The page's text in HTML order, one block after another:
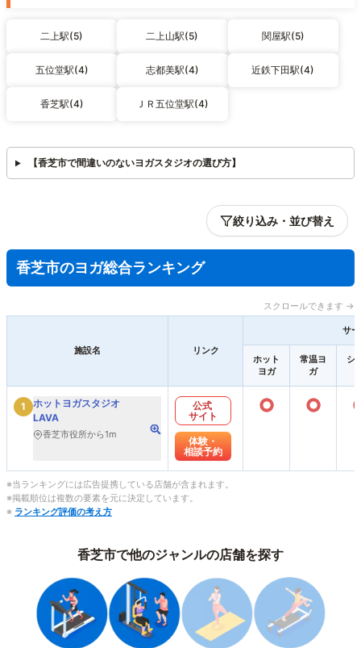
二上駅(5) 二上山駅(5) 関屋駅(5)
五位堂駅(4) 志都美駅(4) 近鉄下田駅(4)
香芝駅(4) ＪＲ五位堂駅(4)
【香芝市で間違いのないヨガスタジオの選び方】
絞り込み・並び替え
香芝市のヨガ総合ランキング
スクロールできます →
施設名 リンク
サ
ホット
ヨガ
常温ヨ
ガ
シ
1
ホットヨガスタジオ
LAVA
香芝市役所から1m
公式
サイト
体験・
相談予約
○ ○
※当ランキングには広告提携している店舗が含まれます。
※掲載順位は複数の要素を元に決定しています。
※ ランキング評価の考え方
香芝市で他のジャンルの店舗を探す